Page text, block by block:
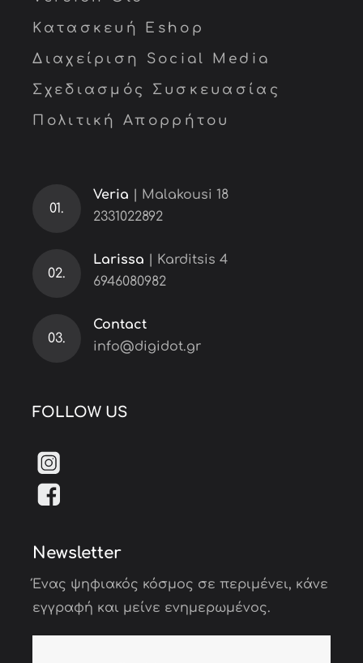
Κατασκευή Eshop
Διαχείριση Social Media
Σχεδιασμός Συσκευασίας
Πολιτική Απορρήτου
01.
Veria | Malakousi 18
2331022892
02.
Larissa | Karditsis 4
6946080982
03.
Contact
info@digidot.gr
FOLLOW US
Newsletter
Ένας ψηφιακός κόσμος σε περιμένει, κάνε
εγγραφή και μείνε ενημερωμένος.